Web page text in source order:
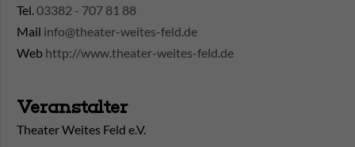
Tel.03382 - 707 81 88
Mail info@theater-weites-feld.de
Web http://www.theater-weites-feld.de
Veranstalter
Theater Weites Feld e.V.